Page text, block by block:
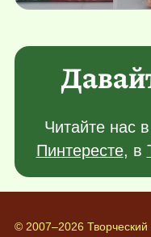
Читайте нас в
Пинтересте, в
© 2007–2026